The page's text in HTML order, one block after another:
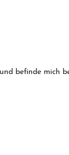
befinde mich